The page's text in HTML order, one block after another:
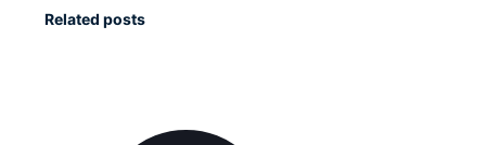
Related posts